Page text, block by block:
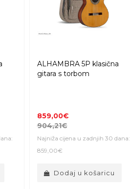
ALHAMBRA 5P klasična
gitara s torbom
859,00€
904,21€
Najniža cijena u zadnjih 30 dana:
859,00€
Dodaj u košaricu